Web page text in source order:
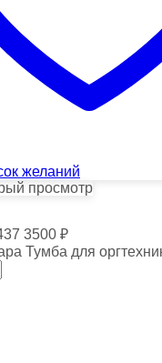
желаний
просмотр
3500 ₽
Тумба для